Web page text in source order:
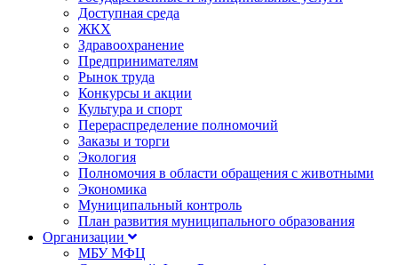
Доступная среда
ЖКХ
Здравоохранение
Предпринимателям
Рынок труда
Конкурсы и акции
Культура и спорт
Перераспределение полномочий
Заказы и торги
Экология
Полномочия в области обращения с животными
Экономика
Муниципальный контроль
План развития муниципального образования
Организации
МБУ МФЦ